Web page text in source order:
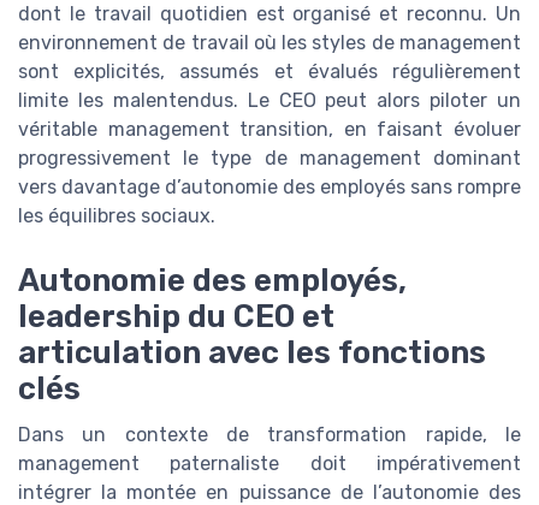
dont le travail quotidien est organisé et reconnu. Un
environnement de travail où les styles de management
sont explicités, assumés et évalués régulièrement
limite les malentendus. Le CEO peut alors piloter un
véritable management transition, en faisant évoluer
progressivement le type de management dominant
vers davantage d’autonomie des employés sans rompre
les équilibres sociaux.
Autonomie des employés,
leadership du CEO et
articulation avec les fonctions
clés
Dans un contexte de transformation rapide, le
management paternaliste doit impérativement
intégrer la montée en puissance de l’autonomie des